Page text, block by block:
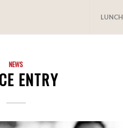
LUNCH
NEWS
ENTRY